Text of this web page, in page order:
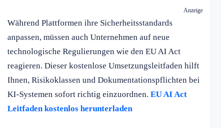
Anzeige
Während Plattformen ihre Sicherheitsstandards
anpassen, müssen auch Unternehmen auf neue
technologische Regulierungen wie den EU AI Act
reagieren. Dieser kostenlose Umsetzungsleitfaden hilft
Ihnen, Risikoklassen und Dokumentationspflichten bei
KI-Systemen sofort richtig einzuordnen. EU AI Act
Leitfaden kostenlos herunterladen